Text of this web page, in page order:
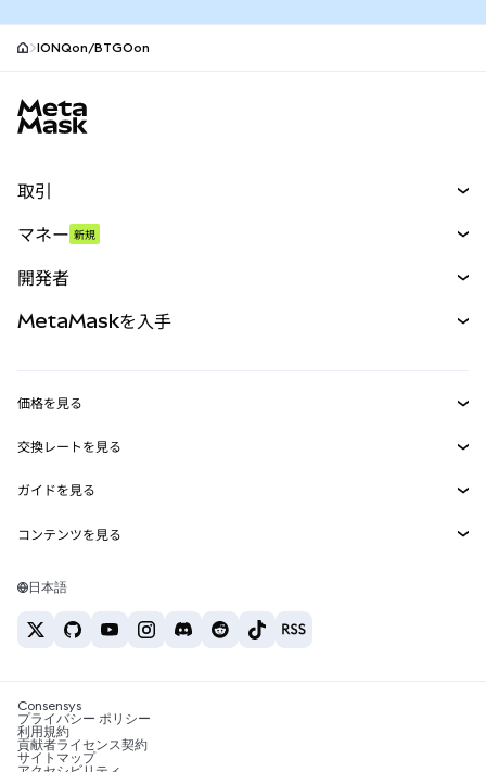
IONQon/BTGOon
取引
パーペチュアル
RWA
マネー 新規
開発者
MetaMask Connect
Snaps
Web3サービス
MetaMaskを入手
セキュリティ
サポート
キャリア
お問い合わせ
価格を見る
イーサリアムの価格
Solanaの価格
Tetherの価格
交換レートを見る
ETH→USD
USDT→INR
BTC→INR
ETH→USDT
ガイドを見る
ETHの購入
USDTの購入
SHIBの購入
BNBの購入
コンテンツを見る
Solanaウォレット
税制関連ニュース
暗号資産の購入方法は？
日本語
Consensys
プライバシー ポリシー
利用規約
貢献者ライセンス契約
サイトマップ